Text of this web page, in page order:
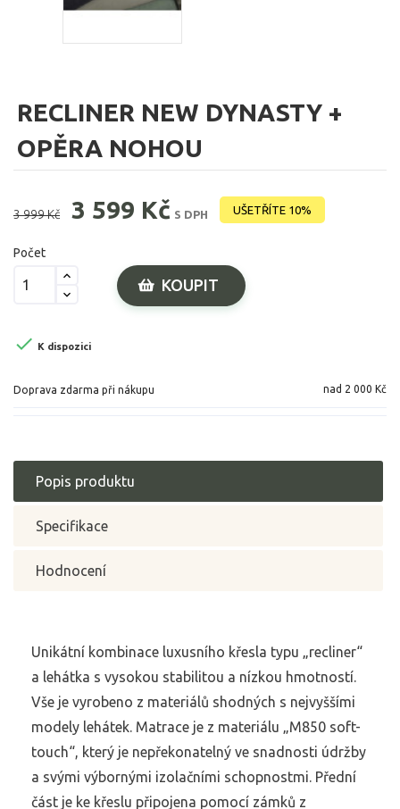
RECLINER NEW DYNASTY +
OPĚRA NOHOU
3 999 Kč 3 599 Kč S DPH UŠETŘÍTE 10%
Počet
KOUPIT
 K dispozici
Doprava zdarma při nákupu nad 2 000 Kč
Popis produktu
Specifikace
Hodnocení
Unikátní kombinace luxusního křesla typu „recliner“
a lehátka s vysokou stabilitou a nízkou hmotností.
Vše je vyrobeno z materiálů shodných s nejvyššími
modely lehátek. Matrace je z materiálu „M850 soft-
touch“, který je nepřekonatelný ve snadnosti údržby
a svými výbornými izolačními schopnostmi. Přední
část je ke křeslu připojena pomocí zámků z